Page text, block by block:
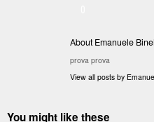
About Emanuele
prova prova
View all posts by
You might like these